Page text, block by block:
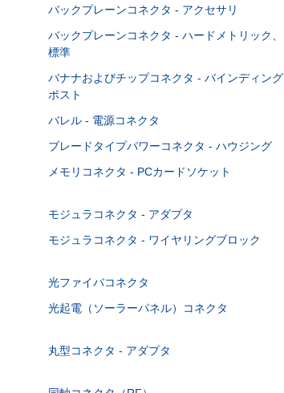
バックプレーンコネクタ - アクセサリ
バックプレーンコネクタ - ハードメトリック、
標準
バナナおよびチップコネクタ - バインディング
ポスト
バレル - 電源コネクタ
ブレードタイプパワーコネクタ - ハウジング
メモリコネクタ - PCカードソケット
モジュラコネクタ - アダプタ
モジュラコネクタ - ワイヤリングブロック
光ファイバコネクタ
光起電（ソーラーパネル）コネクタ
丸型コネクタ - アダプタ